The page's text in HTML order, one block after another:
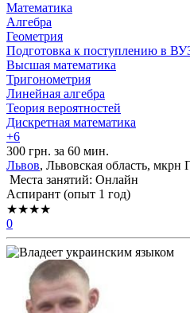
Математика
Алгебра
Геометрия
Подготовка к поступлению в
Высшая математика
Тригонометрия
Линейная алгебра
Теория вероятностей
Дискретная математика
+6
300 грн. за 60 мин.
Львов, Львовская область, мкрн
Места занятий: Онлайн
Аспирант (опыт 1 год)
★★★★
0